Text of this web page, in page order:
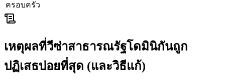
ครอบครัว
เหตุผลที่วีซ่าสาธารณรัฐโดมินิกันถูก
ปฏิเสธบ่อยที่สุด (และวิธีแก้)